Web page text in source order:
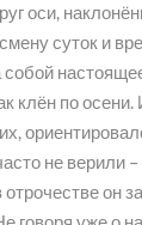
оси,
суток и
собой
клён по
не верили
он